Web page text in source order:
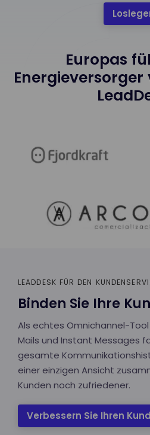
Europas
LEADDESK FÜR DEN
Binden Sie Ihre
Als echtes Omnichannel-Tool
Mails und Instant Messages
gesamte
einer einzigen Ansicht
Kunden noch zufriedener.
Verbessern Sie Ihren